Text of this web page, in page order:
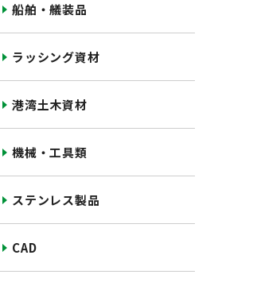
船舶・艤装品
ラッシング資材
港湾土木資材
機械・工具類
ステンレス製品
CAD